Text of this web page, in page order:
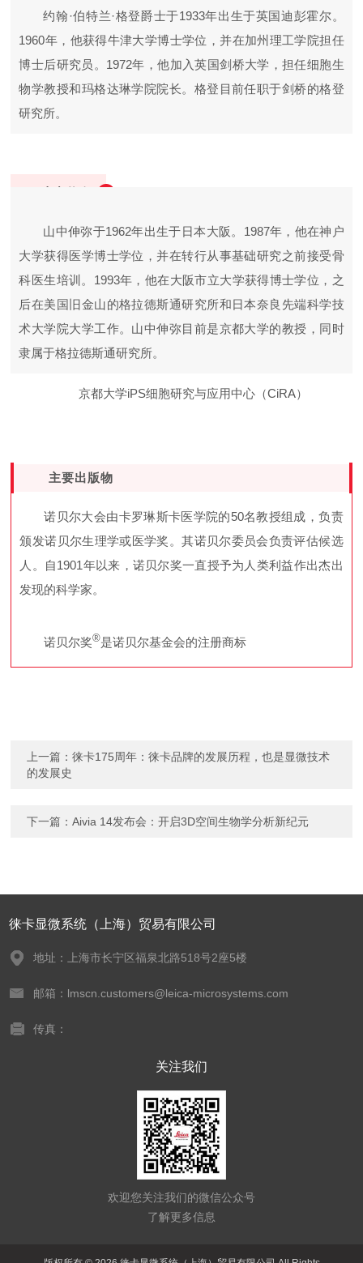
约翰·伯特兰·格登爵士于1933年出生于英国迪彭霍尔。
1960年，他获得牛津大学博士学位，并在加州理工学院担任
博士后研究员。1972年，他加入英国剑桥大学，担任细胞生
物学教授和玛格达琳学院院长。格登目前任职于剑桥的格登
研究所。
山中伸弥于1962年出生于日本大阪。1987年，他在神户
大学获得医学博士学位，并在转行从事基础研究之前接受骨
科医生培训。1993年，他在大阪市立大学获得博士学位，之
后在美国旧金山的格拉德斯通研究所和日本奈良先端科学技
术大学院大学工作。山中伸弥目前是京都大学的教授，同时
隶属于格拉德斯通研究所。
京都大学iPS细胞研究与应用中心（CiRA）
主要出版物
诺贝尔大会由卡罗琳斯卡医学院的50名教授组成，负责
颁发诺贝尔生理学或医学奖。其诺贝尔委员会负责评估候选
人。自1901年以来，诺贝尔奖一直授予为人类利益作出杰出
发现的科学家。
诺贝尔奖®是诺贝尔基金会的注册商标
上一篇：徕卡175周年：徕卡品牌的发展历程，也是显微技术
的发展史
下一篇：Aivia 14发布会：开启3D空间生物学分析新纪元
徕卡显微系统（上海）贸易有限公司
地址：上海市长宁区福泉北路518号2座5楼
邮箱：lmscn.customers@leica-microsystems.com
传真：
关注我们
欢迎您关注我们的微信公众号
了解更多信息